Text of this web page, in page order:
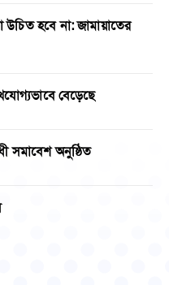
হবে না: জামায়াতের
বেড়েছে
সমাবেশ অনুষ্ঠিত